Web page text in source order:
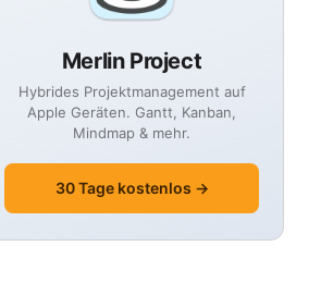
Merlin Project
Hybrides Projektmanagement auf
Apple Geräten. Gantt, Kanban,
Mindmap & mehr.
30 Tage kostenlos →